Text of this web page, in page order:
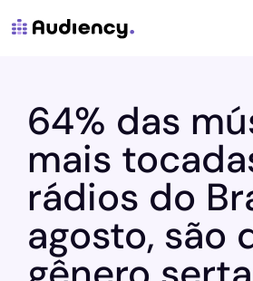
64% das
mais
rádios do
agosto, são